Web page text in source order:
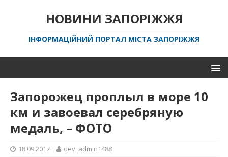
НОВИНИ ЗАПОРІЖЖЯ
ІНФОРМАЦІЙНИЙ ПОРТАЛ МІСТА ЗАПОРІЖЖЯ
Запорожец проплыл в море 10
км и завоевал серебряную
медаль, – ФОТО
18.09.2017 dev_admin1488